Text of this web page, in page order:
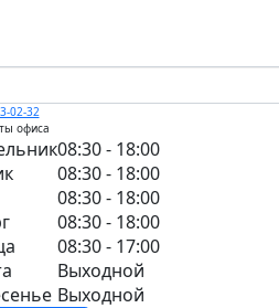
02-32
офиса
08:30 - 18:00
08:30 - 18:00
08:30 - 18:00
08:30 - 18:00
08:30 - 17:00
Выходной
Выходной